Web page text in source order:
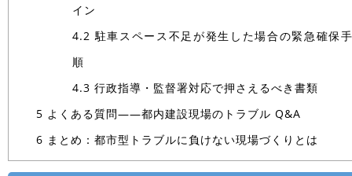
イン
4.2 駐車スペース不足が発生した場合の緊急確保手
順
4.3 行政指導・監督署対応で押さえるべき書類
5 よくある質問――都内建設現場のトラブル Q&A
6 まとめ：都市型トラブルに負けない現場づくりとは